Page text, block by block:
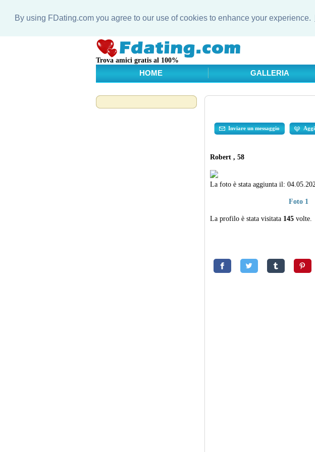
By using FDating.com you agree to our use of cookies to enhance your experience.
Trova amici gratis al 100%
HOME GALLERIA
Inviare un messaggio
Robert , 58
La foto è stata aggiunta il:
Foto 1
La profilo è stata visitata 145volte.